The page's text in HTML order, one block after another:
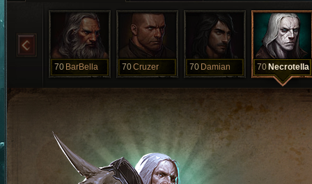
70 BarBella 70Cruzer 70 Damian 70 Necrotella